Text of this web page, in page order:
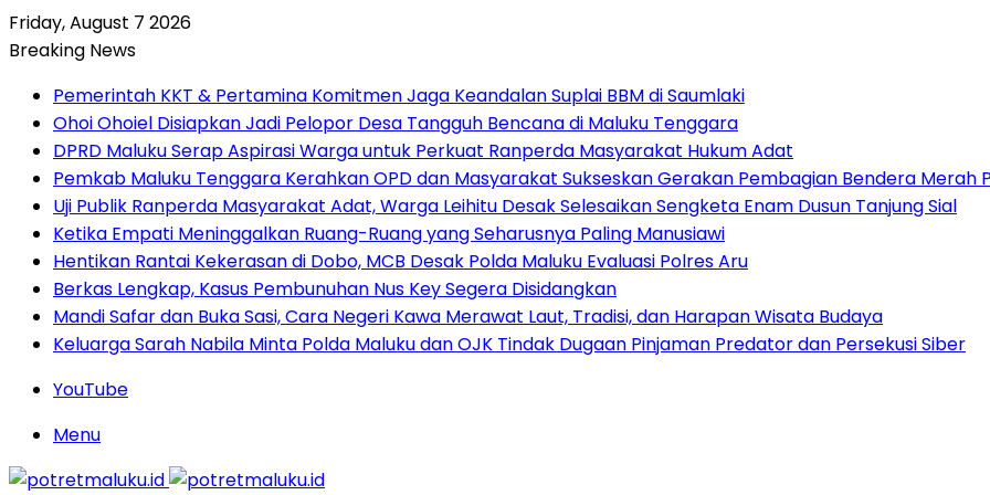
Friday, August 7 2026
Breaking News
Pemerintah KKT & Pertamina Komitmen Jaga Keandalan Suplai BBM di Saumlaki
Ohoi Ohoiel Disiapkan Jadi Pelopor Desa Tangguh Bencana di Maluku Tenggara
DPRD Maluku Serap Aspirasi Warga untuk Perkuat Ranperda Masyarakat Hukum Adat
Pemkab Maluku Tenggara Kerahkan OPD dan Masyarakat Sukseskan Gerakan Pembagian Bendera Merah
Uji Publik Ranperda Masyarakat Adat, Warga Leihitu Desak Selesaikan Sengketa Enam Dusun Tanjung Sial
Ketika Empati Meninggalkan Ruang-Ruang yang Seharusnya Paling Manusiawi
Hentikan Rantai Kekerasan di Dobo, MCB Desak Polda Maluku Evaluasi Polres Aru
Berkas Lengkap, Kasus Pembunuhan Nus Key Segera Disidangkan
Mandi Safar dan Buka Sasi, Cara Negeri Kawa Merawat Laut, Tradisi, dan Harapan Wisata Budaya
Keluarga Sarah Nabila Minta Polda Maluku dan OJK Tindak Dugaan Pinjaman Predator dan Persekusi Siber
YouTube
Menu